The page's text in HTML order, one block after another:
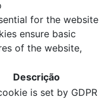
for the website
ensure basic
of the website,
Descrição
is set by GDPR